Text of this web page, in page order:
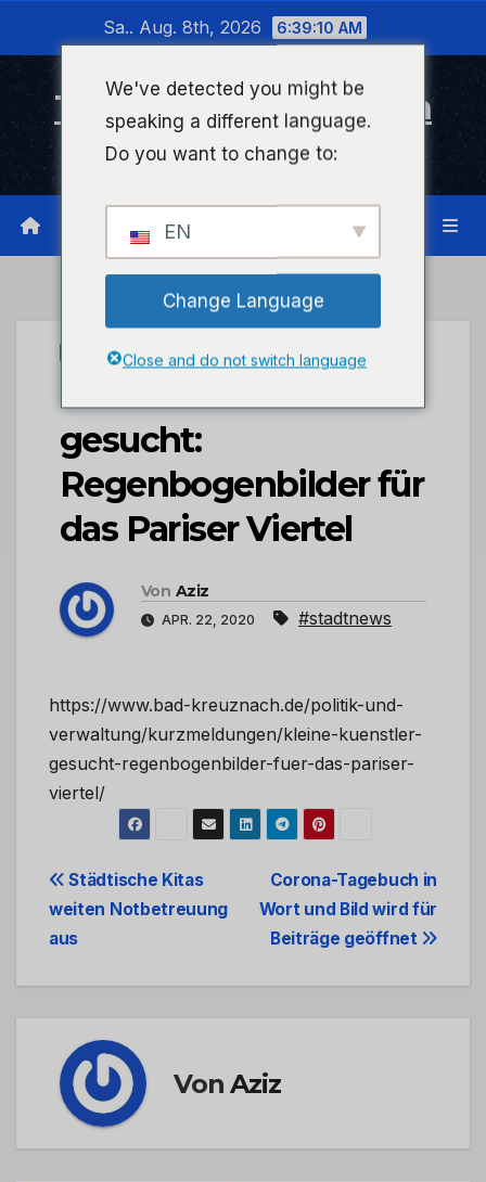
wechseln
Sa.. Aug. 8th, 2026 6:39:11 AM
Timeline Bad Kreuznach
Infonetzwerk für Bad Kreuznach
STADTKREUZNACH
Kleine Künstler
gesucht:
Regenbogenbilder für
das Pariser Viertel
Von Aziz
APR. 22, 2020 #stadtnews
https://www.bad-kreuznach.de/politik-und-
verwaltung/kurzmeldungen/kleine-kuenstler-
gesucht-regenbogenbilder-fuer-das-pariser-
viertel/
Beitrags-
Navigation
Corona-Tagebuch in
Wort und Bild wird für
Beiträge geöffnet
Städtische Kitas
weiten Notbetreuung
aus
VonAziz
We've detected you might be
speaking a different language.
Do you want to change to:
EN
Change Language
Close and do not switch language